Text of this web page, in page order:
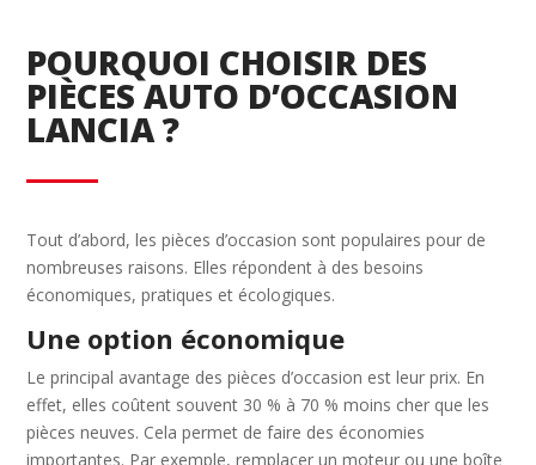
POURQUOI CHOISIR DES
PIÈCES AUTO D’OCCASION
LANCIA ?
Tout d’abord, les pièces d’occasion sont populaires pour de
nombreuses raisons. Elles répondent à des besoins
économiques, pratiques et écologiques.
Une option économique
Le principal avantage des pièces d’occasion est leur prix. En
effet, elles coûtent souvent 30 % à 70 % moins cher que les
pièces neuves. Cela permet de faire des économies
importantes. Par exemple, remplacer un moteur ou une boîte